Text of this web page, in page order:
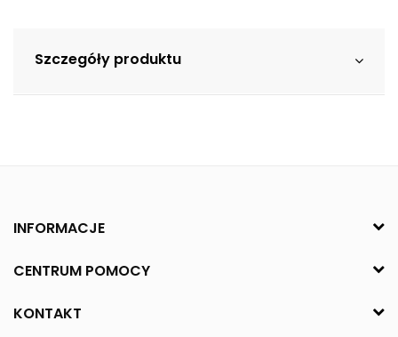
Szczegóły produktu
INFORMACJE
CENTRUM POMOCY
KONTAKT